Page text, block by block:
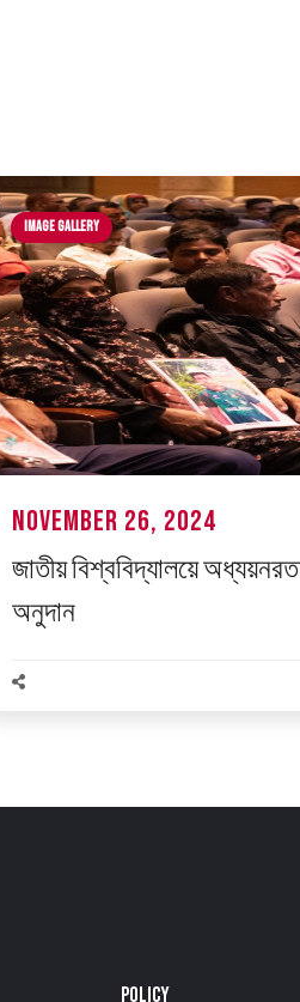
Image Gallery
November 26, 2024
জাতীয় বিশ্ববিদ্যালয়ে
অনুদান
POLICY